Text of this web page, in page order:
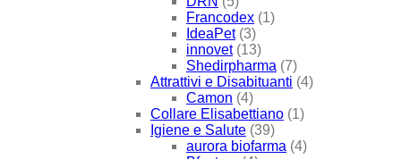
Francodex (1)
IdeaPet (3)
innovet (13)
Shedirpharma (7)
Attrattivi e Disabituanti (4)
Camon (4)
Collare Elisabettiano (1)
Igiene e Salute (39)
aurora biofarma (4)